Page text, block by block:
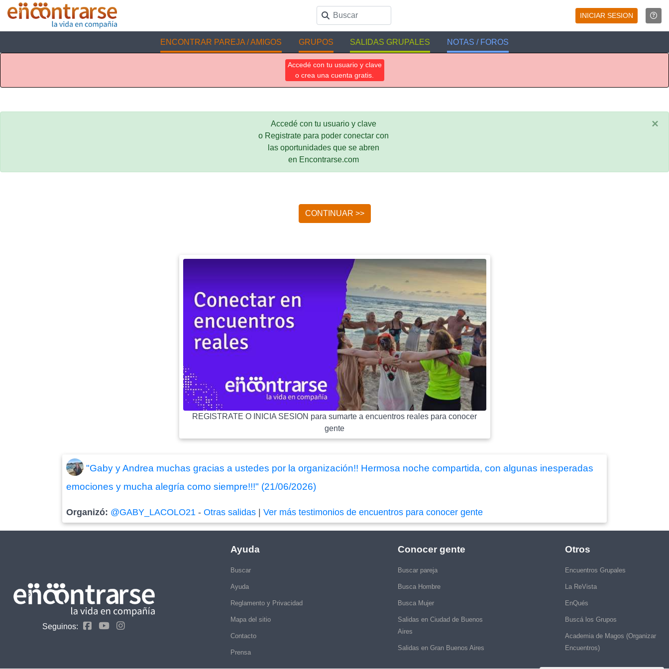
INICIAR SESION
ENCONTRAR PAREJA / AMIGOS GRUPOS SALIDAS GRUPALES NOTAS / FOROS
Accedé con tu usuario y clave
o crea una cuenta gratis.
Accedé con tu usuario y clave
o Registrate para poder conectar con
las oportunidades que se abren
en Encontrarse.com
×
CONTINUAR >>
REGISTRATE O INICIA SESION para sumarte a encuentros reales para conocer
gente
"Gaby y Andrea muchas gracias a ustedes por la organización!! Hermosa noche compartida, con algunas inesperadas
emociones y mucha alegría como siempre!!!" (21/06/2026)
Organizó: @GABY_LACOLO21 -Otras salidas |Ver más testimonios de encuentros para conocer gente
Seguinos:
Ayuda
Buscar
Ayuda
Reglamento y Privacidad
Mapa del sitio
Contacto
Prensa
Conocer gente
Buscar pareja
Busca Hombre
Busca Mujer
Salidas en Ciudad de Buenos
Aires
Salidas en Gran Buenos Aires
Otros
Encuentros Grupales
La ReVista
EnQués
Buscá los Grupos
Academia de Magos (Organizar
Encuentros)